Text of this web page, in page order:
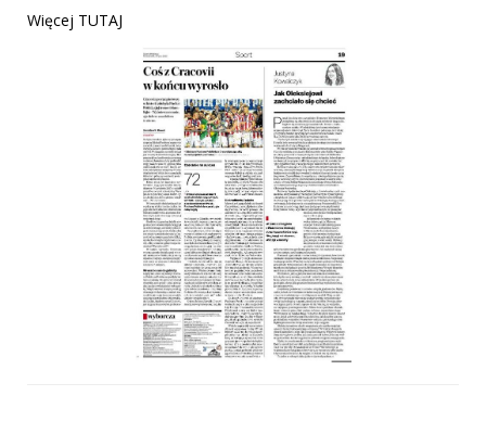
Więcej TUTAJ